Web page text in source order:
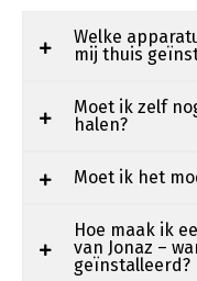
Welke
mij thuis
Moet ik zelf
halen?
Moet ik het
Hoe maak ik
van Jonaz –
geïnstalleerd?